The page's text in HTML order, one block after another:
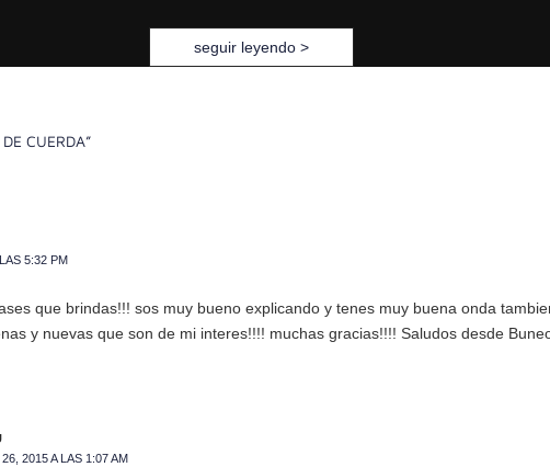
seguir leyendo >
CUERDA”
5:32 PM
que brindas!!! sos muy bueno explicando y tenes muy buena onda
y nuevas que son de mi interes!!!! muchas gracias!!!! Saludos desde
2015 A LAS 1:07 AM